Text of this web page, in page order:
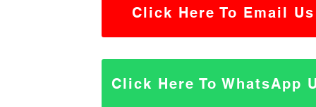
Click Here To Email Us
Click Here To WhatsApp